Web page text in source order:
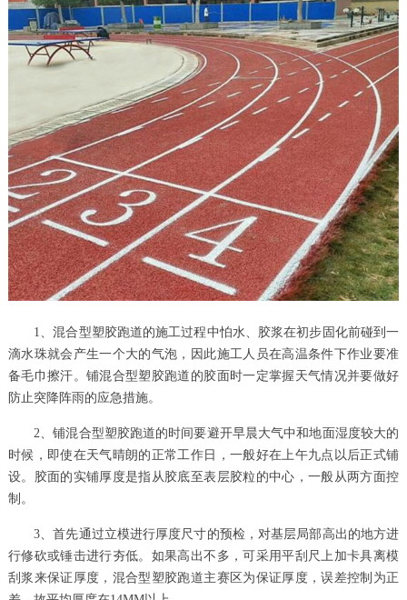
1、混合型塑胶跑道的施工过程中怕水、胶浆在初步固化前碰到一
滴水珠就会产生一个大的气泡，因此施工人员在高温条件下作业要准
备毛巾擦汗。铺混合型塑胶跑道的胶面时一定掌握天气情况并要做好
防止突降阵雨的应急措施。
2、铺混合型塑胶跑道的时间要避开早晨大气中和地面湿度较大的
时候，即使在天气晴朗的正常工作日，一般好在上午九点以后正式铺
设。胶面的实铺厚度是指从胶底至表层胶粒的中心，一般从两方面控
制。
3、首先通过立模进行厚度尺寸的预检，对基层局部高出的地方进
行修砍或锤击进行夯低。如果高出不多，可采用平刮尺上加卡具离模
刮浆来保证厚度，混合型塑胶跑道主赛区为保证厚度，误差控制为正